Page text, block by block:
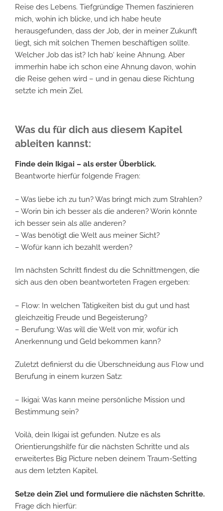
Reise des Lebens. Tiefgründige Themen faszinieren
mich, wohin ich blicke, und ich habe heute
herausgefunden, dass der Job, der in meiner Zukunft
liegt, sich mit solchen Themen beschäftigen sollte.
Welcher Job das ist? Ich hab‘ keine Ahnung. Aber
immerhin habe ich schon eine Ahnung davon, wohin
die Reise gehen wird – und in genau diese Richtung
setzte ich mein Ziel.
Was du für dich aus diesem Kapitel
ableiten kannst:
Finde dein Ikigai – als erster Überblick.
Beantworte hierfür folgende Fragen:
– Was liebe ich zu tun? Was bringt mich zum Strahlen?
– Worin bin ich besser als die anderen? Worin könnte
ich besser sein als alle anderen?
– Was benötigt die Welt aus meiner Sicht?
– Wofür kann ich bezahlt werden?
Im nächsten Schritt findest du die Schnittmengen, die
sich aus den oben beantworteten Fragen ergeben:
– Flow: In welchen Tätigkeiten bist du gut und hast
gleichzeitig Freude und Begeisterung?
– Berufung: Was will die Welt von mir, wofür ich
Anerkennung und Geld bekommen kann?
Zuletzt definierst du die Überschneidung aus Flow und
Berufung in einem kurzen Satz:
– Ikigai: Was kann meine persönliche Mission und
Bestimmung sein?
Voilà, dein Ikigai ist gefunden. Nutze es als
Orientierungshilfe für die nächsten Schritte und als
erweitertes Big Picture neben deinem Traum-Setting
aus dem letzten Kapitel.
Setze dein Ziel und formuliere die nächsten Schritte.
Frage dich hierfür: